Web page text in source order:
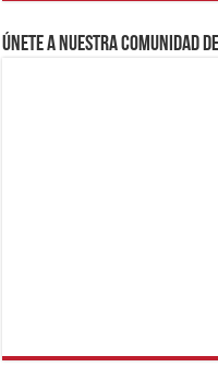
Únete a nuestra comunidad